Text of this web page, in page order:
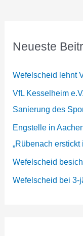
Neueste
Wefelscheid lehnt
VfL Kesselheim
Sanierung des
Engstelle in
„Rübenach erstickt
Wefelscheid
Wefelscheid bei 3-